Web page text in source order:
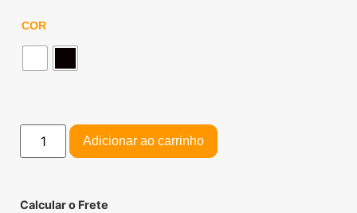
COR
Adicionar ao carrinho
Calcular o Frete